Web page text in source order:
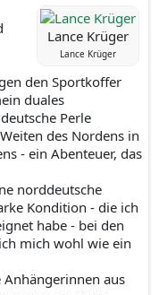
Lance Krüger
Lance Krüger
den Sportkoffer
duales
Perle
des Nordens in
- ein Abenteuer, das
norddeutsche
Kondition - die ich
habe - bei den
mich wohl wie ein
Anhängerinnen aus